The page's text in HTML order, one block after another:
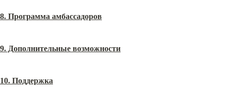
8. Программа амбассадоров
9. Дополнительные возможности
10. Поддержка